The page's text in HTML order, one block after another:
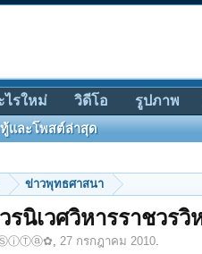
ข่าวพุทธศาสนา
นิเวศวิหารราชวรวิ
, 27 กรกฎาคม 2010.
และโพสต์ล่าสุด
ไรใหม่ วิดีโอ รูปภาพ